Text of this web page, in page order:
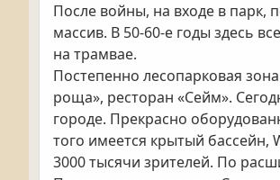
После войны, на входе в парк,
массив. В 50-60-е годы здесь
на трамвае.
Постепенно лесопарковая
роща», ресторан «Сейм».
городе. Прекрасно
того имеется крытый бассейн,
3000 тысячи зрителей. По